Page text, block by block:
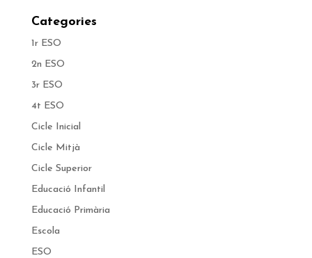
Categories
1r ESO
2n ESO
3r ESO
4t ESO
Cicle Inicial
Cicle Mitjà
Cicle Superior
Educació Infantil
Educació Primària
Escola
ESO